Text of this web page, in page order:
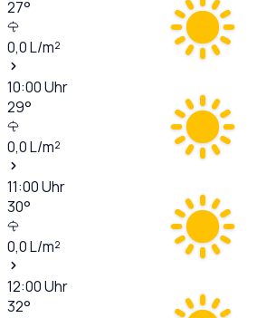
27°
0,0L/m²
10:00Uhr
29°
0,0L/m²
11:00Uhr
30°
0,0L/m²
12:00Uhr
32°